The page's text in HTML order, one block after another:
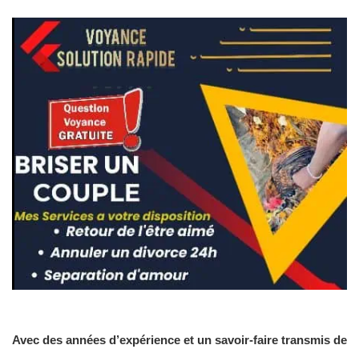
Avec des années d’expérience et un savoir-faire transmis de